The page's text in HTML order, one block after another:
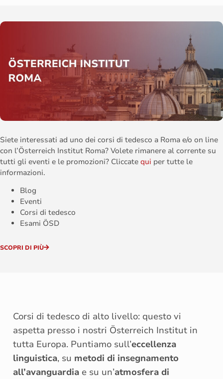
Siete interessati ad uno dei corsi di tedesco a Roma e/o on line
con l’Österreich Institut Roma? Volete rimanere al corrente su
tutti gli eventi e le promozioni? Cliccate qui per tutte le
informazioni.
Blog
Eventi
Corsi di tedesco
Esami ÖSD
SCOPRI DI PIÙ
Corsi di tedesco di alto livello: questo vi
aspetta presso i nostri Österreich Institut in
tutta Europa. Puntiamo sull’eccellenza
linguistica, su metodi di insegnamento
all’avanguardia e su un’atmosfera di